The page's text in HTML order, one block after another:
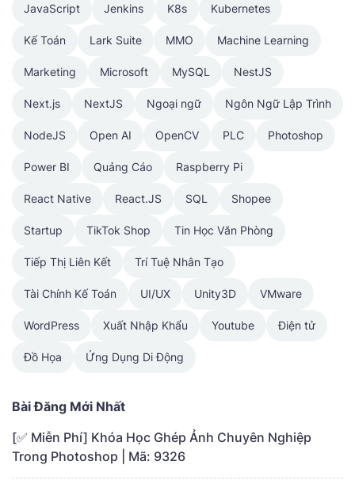
JavaScript Jenkins K8s Kubernetes
Kế Toán Lark Suite MMO Machine Learning
Marketing Microsoft MySQL NestJS
Next.js NextJS Ngoại ngữ Ngôn Ngữ Lập Trình
NodeJS Open AI OpenCV PLC Photoshop
Power BI Quảng Cáo Raspberry Pi
React Native React.JS SQL Shopee
Startup TikTok Shop Tin Học Văn Phòng
Tiếp Thị Liên Kết Trí Tuệ Nhân Tạo
Tài Chính Kế Toán UI/UX Unity3D VMware
WordPress Xuất Nhập Khẩu Youtube Điện tử
Đồ Họa Ứng Dụng Di Động
Bài Đăng Mới Nhất
[✅ Miễn Phí] Khóa Học Ghép Ảnh Chuyên Nghiệp
Trong Photoshop | Mã: 9326